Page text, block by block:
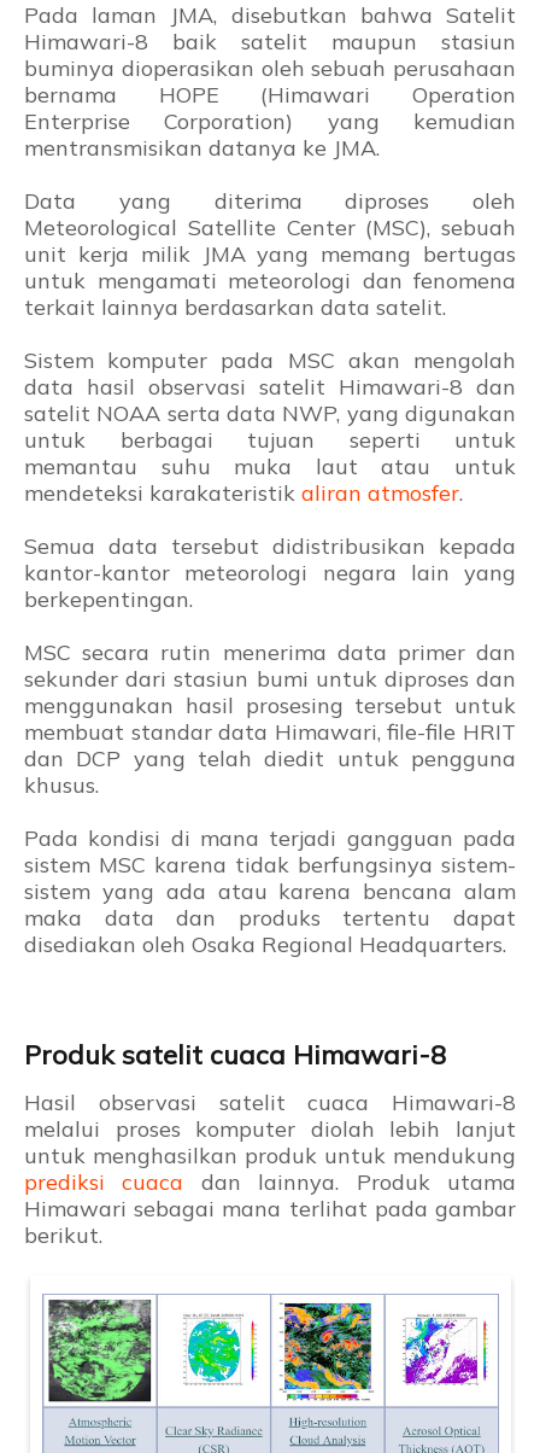
Pada laman JMA, disebutkan bahwa Satelit
Himawari-8 baik satelit maupun stasiun
buminya dioperasikan oleh sebuah perusahaan
bernama HOPE (Himawari Operation
Enterprise Corporation) yang kemudian
mentransmisikan datanya ke JMA.
Data yang diterima diproses oleh
Meteorological Satellite Center (MSC), sebuah
unit kerja milik JMA yang memang bertugas
untuk mengamati meteorologi dan fenomena
terkait lainnya berdasarkan data satelit.
Sistem komputer pada MSC akan mengolah
data hasil observasi satelit Himawari-8 dan
satelit NOAA serta data NWP, yang digunakan
untuk berbagai tujuan seperti untuk
memantau suhu muka laut atau untuk
mendeteksi karakateristik aliran atmosfer.
Semua data tersebut didistribusikan kepada
kantor-kantor meteorologi negara lain yang
berkepentingan.
MSC secara rutin menerima data primer dan
sekunder dari stasiun bumi untuk diproses dan
menggunakan hasil prosesing tersebut untuk
membuat standar data Himawari, file-file HRIT
dan DCP yang telah diedit untuk pengguna
khusus.
Pada kondisi di mana terjadi gangguan pada
sistem MSC karena tidak berfungsinya sistem-
sistem yang ada atau karena bencana alam
maka data dan produks tertentu dapat
disediakan oleh Osaka Regional Headquarters.
Produk satelit cuaca Himawari-8
Hasil observasi satelit cuaca Himawari-8
melalui proses komputer diolah lebih lanjut
untuk menghasilkan produk untuk mendukung
prediksi cuaca dan lainnya. Produk utama
Himawari sebagai mana terlihat pada gambar
berikut.